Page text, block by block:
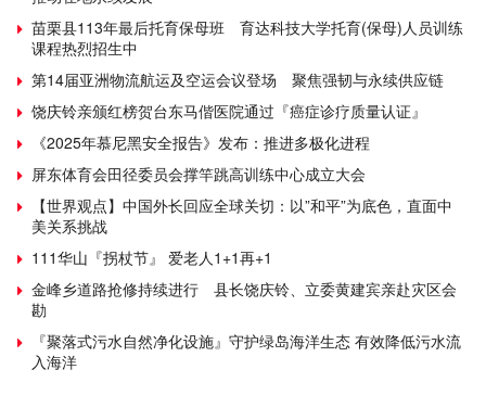
苗栗县113年最后托育保母班 育达科技大学托育(保母)人员训练
课程热烈招生中
第14届亚洲物流航运及空运会议登场 聚焦强韧与永续供应链
饶庆铃亲颁红榜贺台东马偕医院通过『癌症诊疗质量认证』
《2025年慕尼黑安全报告》发布：推进多极化进程
屏东体育会田径委员会撑竿跳高训练中心成立大会
【世界观点】中国外长回应全球关切：以”和平”为底色，直面中
美关系挑战
111华山『拐杖节』 爱老人1+1再+1
金峰乡道路抢修持续进行 县长饶庆铃、立委黄建宾亲赴灾区会
勘
『聚落式污水自然净化设施』守护绿岛海洋生态 有效降低污水流
入海洋